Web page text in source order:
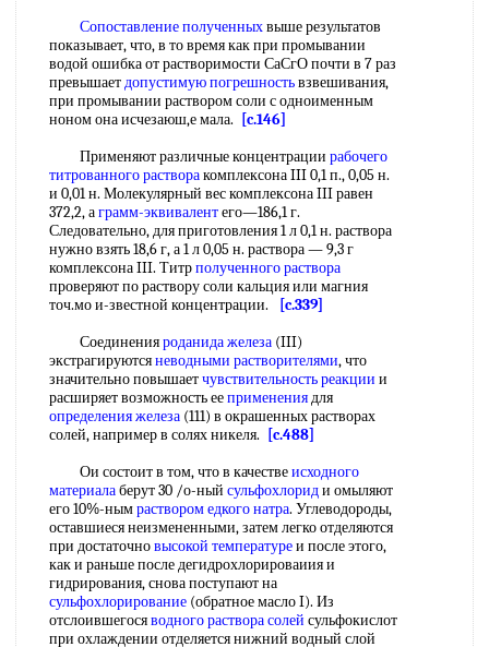
Сопоставление полученныхвыше результатов
показывает, что, в то время как при промывании
водой ошибка от растворимости СаСгО почти в 7 раз
превышаетдопустимую погрешностьвзвешивания,
при промывании раствором соли с одноименным
ноном она исчезаюш,е мала.
[c.146]
Применяют различные концентрации рабочего
титрованного растворакомплексона III 0,1 п., 0,05 н.
и 0,01 н. Молекулярный вес комплексона III равен
372,2, аграмм-эквивалентего—186,1 г.
Следовательно, для приготовления 1 л 0,1 н. раствора
нужно взять 18,6 г, а 1 л 0,05 н. раствора — 9,3 г
комплексона III. Титрполученного раствора
проверяют по раствору соли кальция или магния
точ.мо и-звестной концентрации.
[c.339]
Соединенияроданида железа (III)
экстрагируютсяневодными растворителями, что
значительно повышаетчувствительность реакции и
расширяет возможность ееприменениядля
определения железа (111) в окрашенных растворах
солей, например в солях никеля.
[c.488]
Ои состоит в том, что в качествеисходного
материалаберут 30 /о-ный сульфохлориди омыляют
его 10%-нымраствором едкого натра. Углеводороды,
оставшиеся неизмененными, затем легко отделяются
при достаточновысокой температуреи после этого,
как и раньше после дегидрохлорироваиия и
гидрирования, снова поступают на
сульфохлорирование (обратное масло I). Из
отслоившегосяводного раствора солей сульфокислот
при охлаждении отделяется нижний водный слой